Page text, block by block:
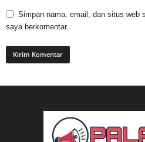
Simpan nama, email, dan situs web
saya berkomentar.